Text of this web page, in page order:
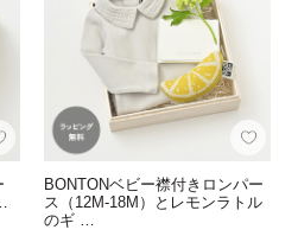
BONTONベビー襟付きロンパー
ス（12M-18M）とレモンラトル
のギ …